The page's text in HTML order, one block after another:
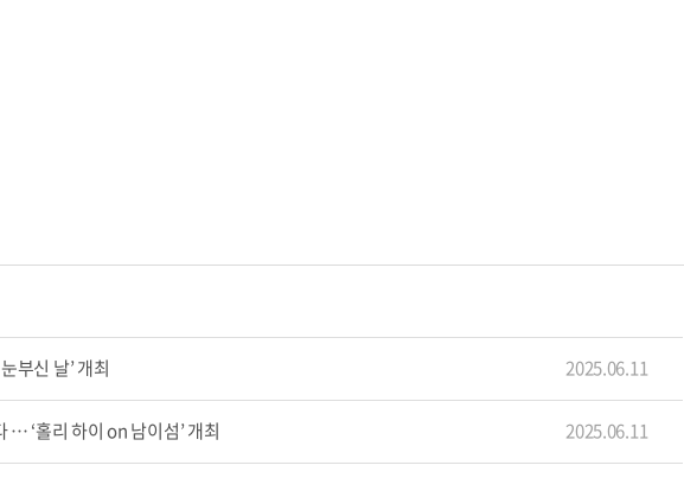
부신 날’ 개최 2025.06.11
‘홀리 하이 on 남이섬’ 개최 2025.06.11